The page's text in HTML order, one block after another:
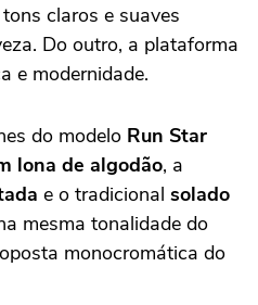
claros e suaves
Do outro, a plataforma
e modernidade.
do modelo Run Star
lona de algodão, a
e o tradicional solado
mesma tonalidade do
monocromática do